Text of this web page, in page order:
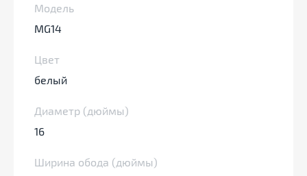
Модель
MG14
Цвет
белый
Диаметр (дюймы)
16
Ширина обода (дюймы)